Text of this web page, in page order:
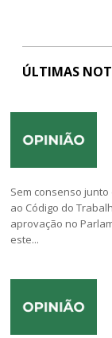
ÚLTIMAS
Sem consenso
ao Código do
aprovação no
este...